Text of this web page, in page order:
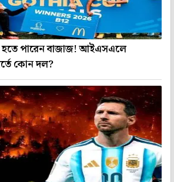
হতে পারেন বাজাজ! আইএসএলে
কোন দল?